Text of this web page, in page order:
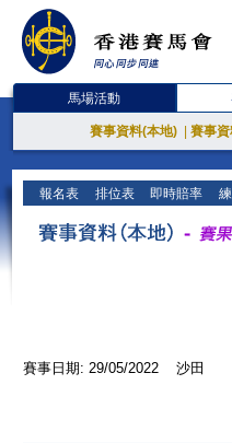
馬場活動
賽事資料(本地) 賽事
報名表 排位表 即時賠率
賽事日期: 29/05/2022 沙田